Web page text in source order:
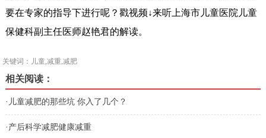
要在专家的指导下进行呢？戳视频↓来听上海市儿童医院儿童
保健科副主任医师赵艳君的解读。
关键词：儿童,减重,减肥
相关阅读：
· 儿童减肥的那些坑 你入了几个？
· 产后科学减肥健康减重